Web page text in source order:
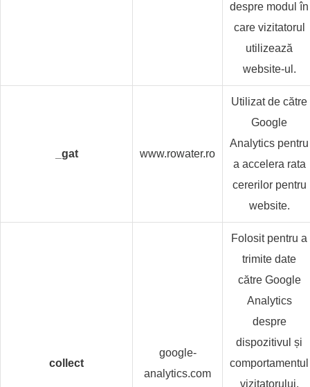
despre modul în
care vizitatorul
utilizează
website-ul.
_gat www.rowater.ro
Utilizat de către
Google
Analytics pentru
a accelera rata
cererilor pentru
website.
collect
google-
analytics.com
Folosit pentru a
trimite date
către Google
Analytics
despre
dispozitivul și
comportamentul
vizitatorului.